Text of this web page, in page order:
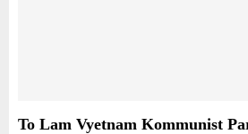
To Lam Vyetnam Kommunist